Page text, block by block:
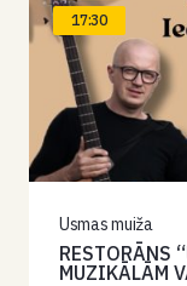
17:30
Usmas muiža
RESTORĀNS
MUZIKĀLĀM